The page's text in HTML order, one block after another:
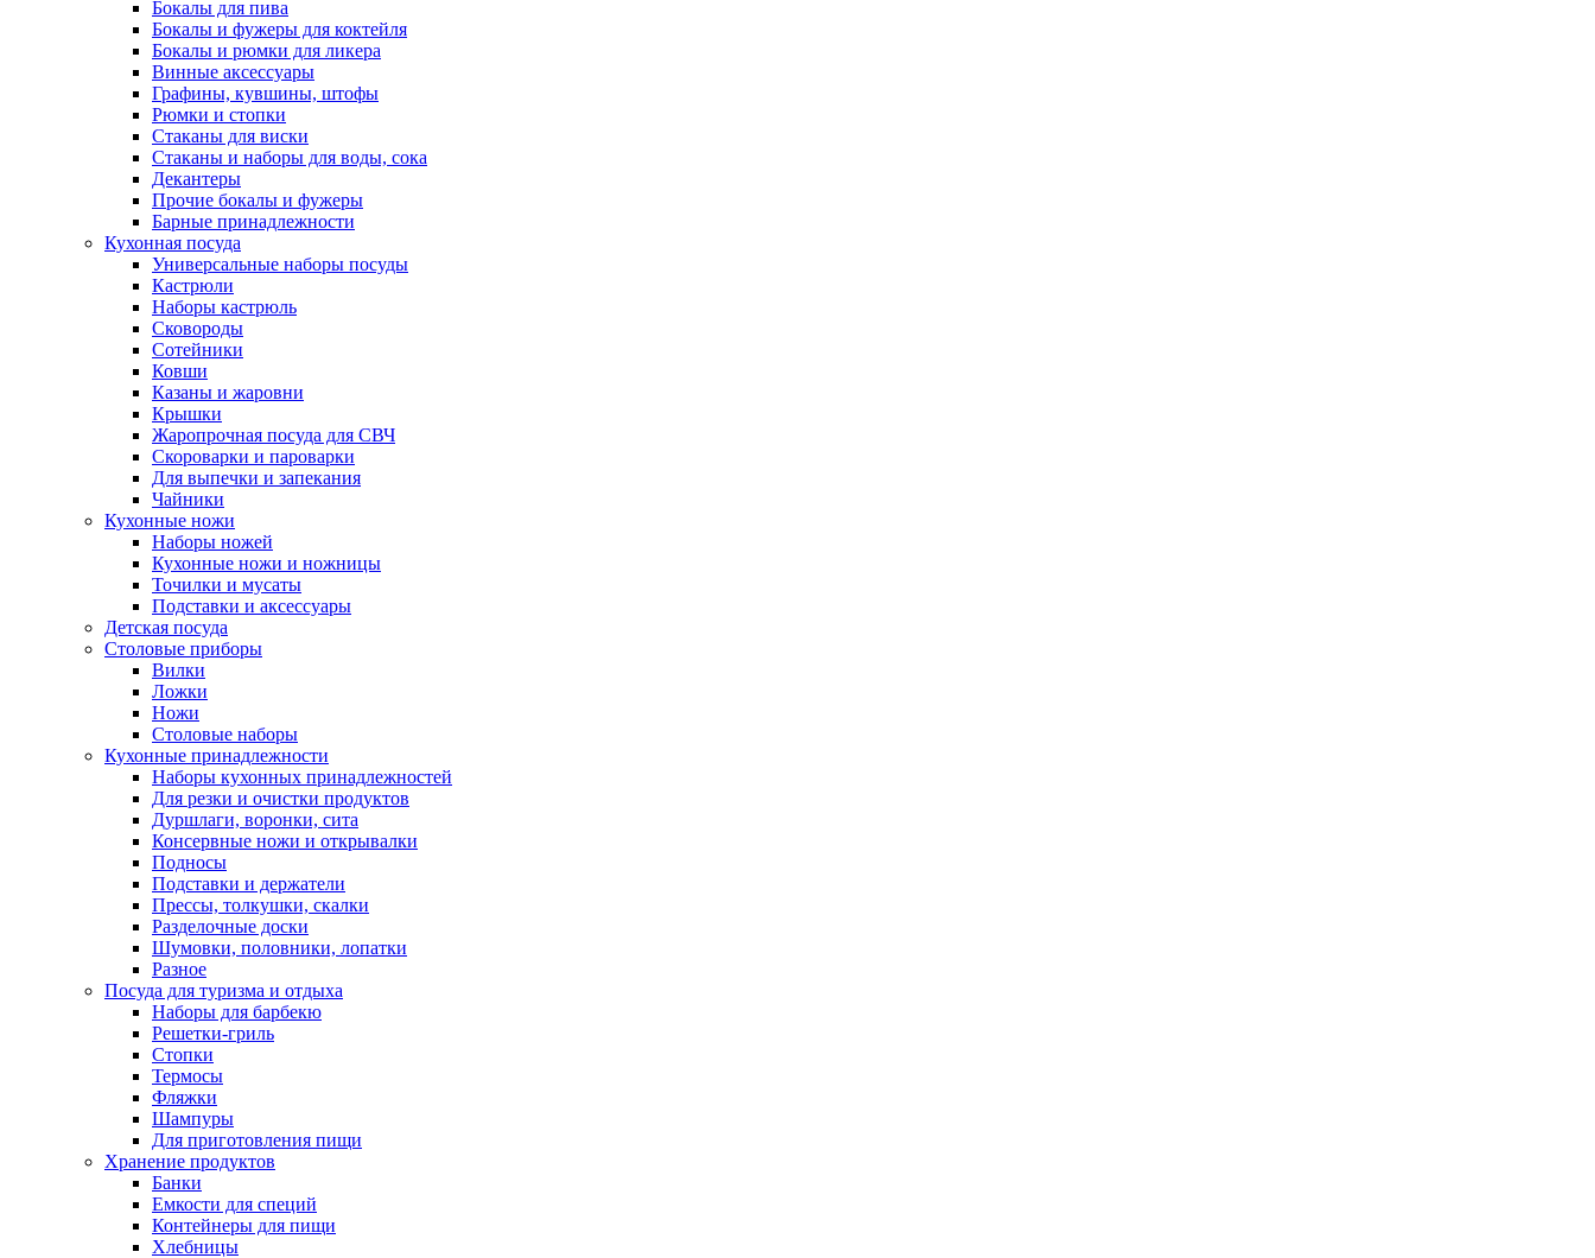
Бокалы для пива
Бокалы и фужеры для коктейля
Бокалы и рюмки для ликера
Винные аксессуары
Графины, кувшины, штофы
Рюмки и стопки
Стаканы для виски
Стаканы и наборы для воды, сока
Декантеры
Прочие бокалы и фужеры
Барные принадлежности
Кухонная посуда
Универсальные наборы посуды
Кастрюли
Наборы кастрюль
Сковороды
Сотейники
Ковши
Казаны и жаровни
Крышки
Жаропрочная посуда для СВЧ
Скороварки и пароварки
Для выпечки и запекания
Чайники
Кухонные ножи
Наборы ножей
Кухонные ножи и ножницы
Точилки и мусаты
Подставки и аксессуары
Детская посуда
Столовые приборы
Вилки
Ложки
Ножи
Столовые наборы
Кухонные принадлежности
Наборы кухонных принадлежностей
Для резки и очистки продуктов
Дуршлаги, воронки, сита
Консервные ножи и открывалки
Подносы
Подставки и держатели
Прессы, толкушки, скалки
Разделочные доски
Шумовки, половники, лопатки
Разное
Посуда для туризма и отдыха
Наборы для барбекю
Решетки-гриль
Стопки
Термосы
Фляжки
Шампуры
Для приготовления пищи
Хранение продуктов
Банки
Емкости для специй
Контейнеры для пищи
Хлебницы